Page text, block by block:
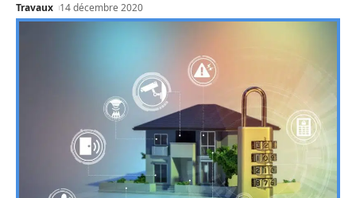
Travaux 14 décembre 2020